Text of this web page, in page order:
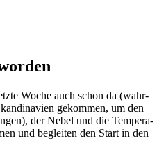
Wo­che auch schon da (wahr­
ge­kom­men, um den
der Ne­bel und die Tem­pe­ra­
und be­glei­ten den Start in den